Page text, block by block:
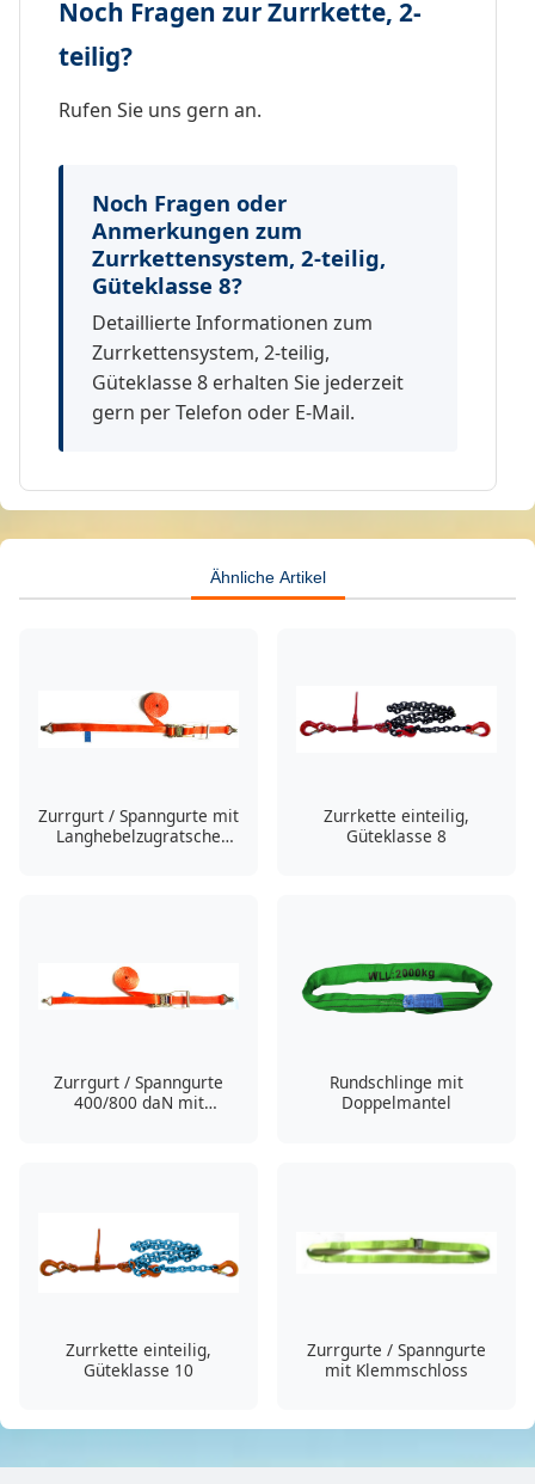
Noch Fragen zur Zurrkette, 2-
teilig?
Rufen Sie uns gern an.
Noch Fragen oder
Anmerkungen zum
Zurrkettensystem, 2-teilig,
Güteklasse 8?
Detaillierte Informationen zum
Zurrkettensystem, 2-teilig,
Güteklasse 8 erhalten Sie jederzeit
gern per Telefon oder E-Mail.
Ähnliche Artikel
Zurrgurt / Spanngurte mit
Langhebelzugratsche
Zurrkette einteilig,
Güteklasse 8
Zurrgurt / Spanngurte
400/800 daN mit
Rundschlinge mit
Doppelmantel
Zurrkette einteilig,
Güteklasse 10
Zurrgurte / Spanngurte
mit Klemmschloss